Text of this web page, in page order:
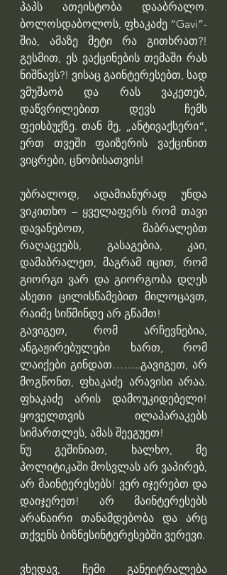
პაპს ათეისტობა დააბრალო.
ბოლოსდაბოლოს, ფხაკაძე “Gavi”-
შია, ამაზე მეტი რა გითხრათ?!
გესმით, ეს ვაქცინების თემაში რას
ნიშნავს?! ვისაც გაინტერესებთ, სად
ვმუშაობ და რას ვაკეთებ,
დაწვრილებით დევს ჩემს
ფეისბუქზე. თან მე, „ანტივაქსერი“,
ერთ თვეში ფაიზერის ვაქცინით
ვიცრები, ცნობისათვის!
უბრალოდ, ადამიანურად უნდა
ვიკითხო – ყველაფერს რომ თავი
დავანებოთ, მაბრალებთ
რაღაცეებს, გასაგებია, კაი,
დამაბრალეთ, მაგრამ იცით, რომ
გიორგი ვარ და გიორგობა დღეს
ასეთი ცილისწამებით მილოცავთ,
რაიმე სიწმინდე არ გწამთ!
გავიგეთ, რომ არჩევნებია,
ანგაჟირებულები ხართ, რომ
ლაიქები გინდათ……..გავიგეთ, არ
მოგწონთ, ფხაკაძე არავისი არაა.
ფხაკაძე არის დამოუკიდებელი!
ყოველთვის ილაპარაკებს
სიმართლეს, ამას შეეგუეთ!
ნუ გეშინიათ, ხალხო, მე
პოლიტიკაში მოსვლას არ ვაპირებ,
არ მაინტერესებს! ვერ იჯერებთ და
დაიჯერეთ! არ მაინტერესებს
არანაირი თანამდებობა და არც
თქვენს ბიზნესინტერესებში ვერევი.
ვხედავ, ჩემი განეიტრალება